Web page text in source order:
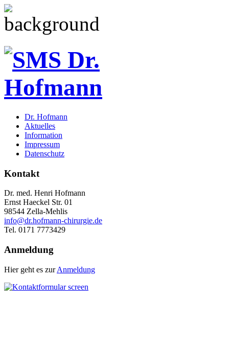
Dr. Hofmann
Aktuelles
Information
Impressum
Datenschutz
Kontakt
Dr. med. Henri Hofmann
Ernst Haeckel Str. 01
98544 Zella-Mehlis
info@dr.hofmann-chirurgie.de
Tel. 0171 7773429
Anmeldung
Hier geht es zurAnmeldung